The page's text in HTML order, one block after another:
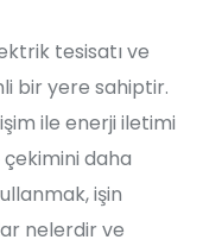
tesisatı ve
bir yere sahiptir.
ile enerji iletimi
daha
işin
nelerdir ve